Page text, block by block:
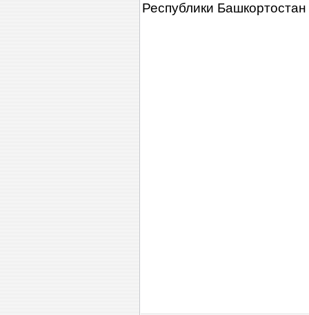
Республики Башкортостан